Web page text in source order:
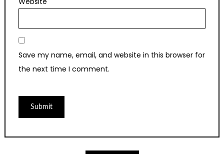
Save my name, email, and website in this browser for
the next time I comment.